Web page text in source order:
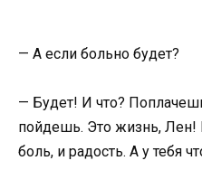
— А если больно будет?
— Будет! И что?
пойдешь. Это жизнь, Лен!
боль, и радость. А у тебя